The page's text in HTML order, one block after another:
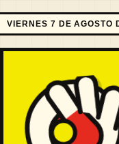
VIERNES 7 DE AGOSTO